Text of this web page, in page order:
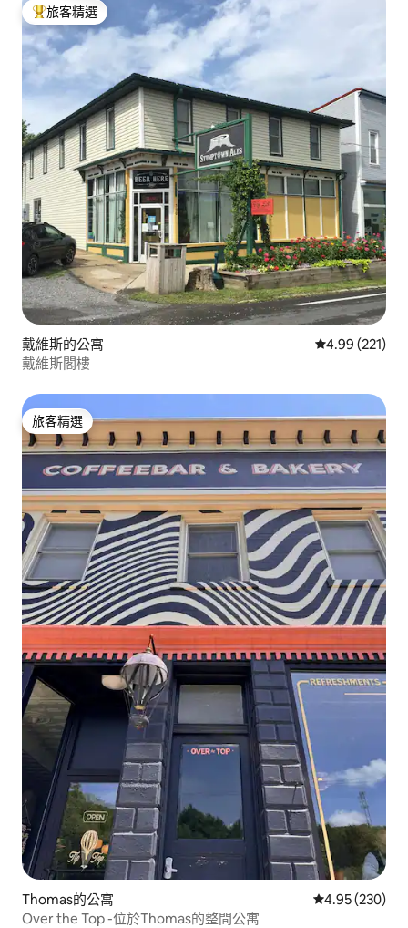
旅客精選榜首
旅客精選
戴維斯的公寓 從 221 則評價
4.99 (221)
戴維斯閣樓
旅客精選
旅客精選
Thomas的公寓 從 230 則評價
4.95 (230)
Over the Top -位於Thomas的整間公寓